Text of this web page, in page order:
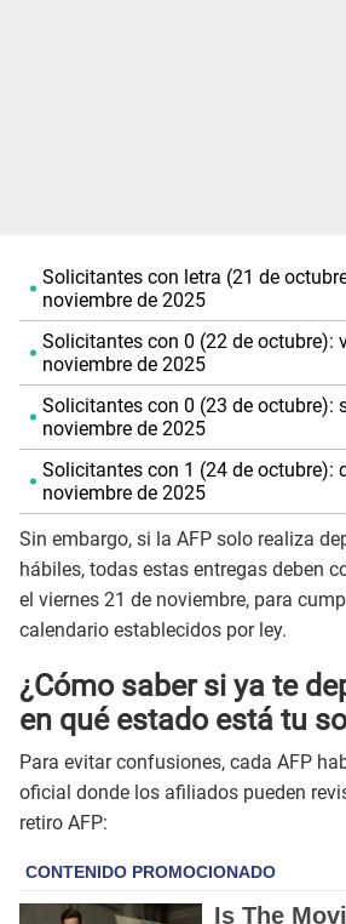
Solicitantes con letra (21 de
noviembre de 2025
Solicitantes con 0 (22 de octubre):
noviembre de 2025
Solicitantes con 0 (23 de octubre):
noviembre de 2025
Solicitantes con 1 (24 de octubre):
noviembre de 2025
Sin embargo, si la AFP solo realiza
hábiles, todas estas entregas deben
el viernes 21 de noviembre, para
calendario establecidos por ley.
¿Cómo saber si ya te
en qué estado está tu
Para evitar confusiones, cada AFP
oficial donde los afiliados pueden
retiro AFP: